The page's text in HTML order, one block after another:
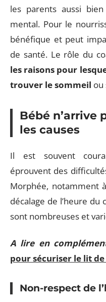
les parents aussi
mental. Pour le
bénéfique et peut
de santé. Le rôle du
les raisons pour
trouver le sommeil ou
Bébé n’arrive
les causes
Il est souvent
éprouvent des
Morphée, notamment
décalage de l’heure du
sont nombreuses et
A lire en
pour sécuriser le lit
Non-respect de